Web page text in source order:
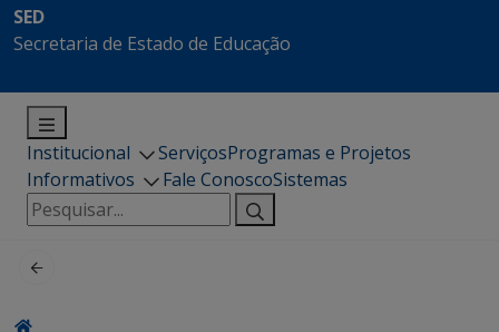
SED
Secretaria de Estado de Educação
Institucional ServiçosProgramas e Projetos
Informativos
Fale ConoscoSistemas
Pesquisar
por: